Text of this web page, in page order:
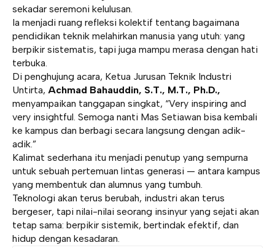
sekadar seremoni kelulusan.
Ia menjadi ruang refleksi kolektif tentang bagaimana
pendidikan teknik melahirkan manusia yang utuh: yang
berpikir sistematis, tapi juga mampu merasa dengan hati
terbuka.
Di penghujung acara, Ketua Jurusan Teknik Industri
Untirta, Achmad Bahauddin, S.T., M.T., Ph.D.,
menyampaikan tanggapan singkat, “Very inspiring and
very insightful. Semoga nanti Mas Setiawan bisa kembali
ke kampus dan berbagi secara langsung dengan adik-
adik.”
Kalimat sederhana itu menjadi penutup yang sempurna
untuk sebuah pertemuan lintas generasi — antara kampus
yang membentuk dan alumnus yang tumbuh.
Teknologi akan terus berubah, industri akan terus
bergeser, tapi nilai-nilai seorang insinyur yang sejati akan
tetap sama: berpikir sistemik, bertindak efektif, dan
hidup dengan kesadaran.